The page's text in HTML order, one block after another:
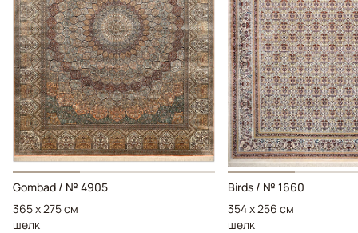
Gombad / № 4905
365 x 275 см
шелк
Birds / № 1660
354 x 256 см
шелк